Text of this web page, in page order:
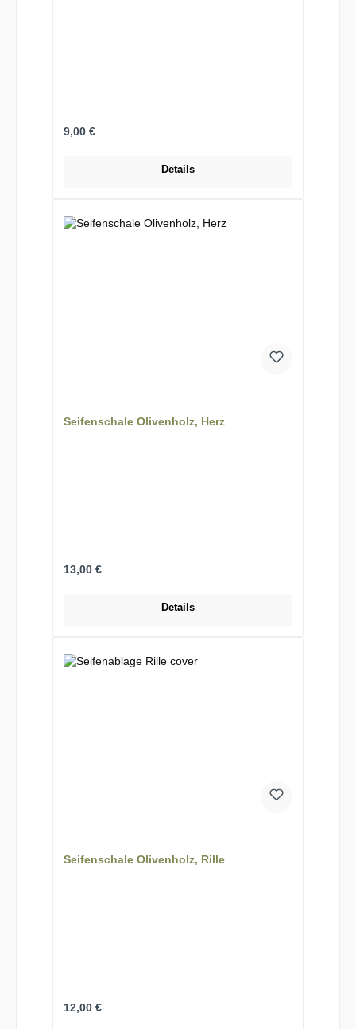
Regulärer Preis:
9,00 €
Details
Seifenschale Olivenholz, Herz
Regulärer Preis:
13,00 €
Details
Seifenschale Olivenholz, Rille
Regulärer Preis:
12,00 €